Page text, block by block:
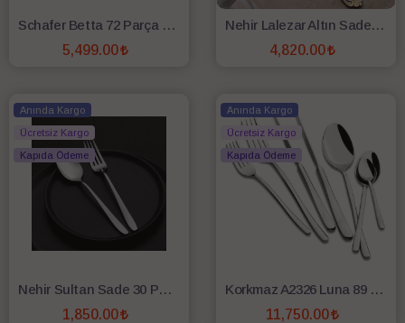
Schafer Betta 72 Parça 12 Kişilik Çatal Kaşık Bıçak Takımı Non01
5,499.00
Nehir Lalezar Altın Sade 36 Parça Çatal Kaşık Bıçak Seti
4,820.00
Anında Kargo
Ücretsiz Kargo
Kapıda Ödeme
Nehir Sultan Sade 30 Parça Çatal Kaşık Bıçak Seti
1,850.00
Anında Kargo
Ücretsiz Kargo
Kapıda Ödeme
Korkmaz A2326 Luna 89 Parça Çatal Kaşık Bıçak Seti
11,750.00